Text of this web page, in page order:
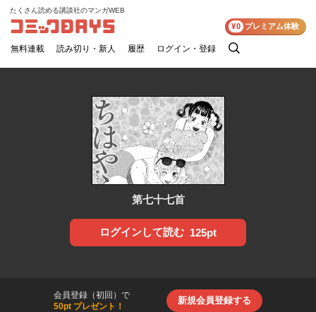
コミックDAYS
たくさん読める講談社のマンガWEB
無料連載 読み切り・新人 履歴 ログイン・登録
検
¥0 プレミアム体験
第七十七首
ログインして読む 125pt
会員登録（初回）で
50pt プレゼント！
新規会員登録する